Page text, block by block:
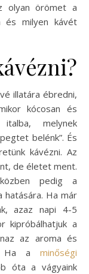
olyan örömet a
és milyen kávét
illatára ébredni,
kócosan és
melynek
belénk”. És
kávézni. Az
de életet ment.
pedig a
hatására. Ha már
azaz napi 4-5
kipróbálhatjuk a
az aroma és
Ha a minőségi
óta a vágyaink